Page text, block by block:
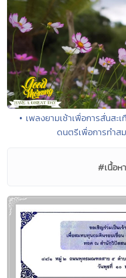
• เพลงยามเช้าเพื่อการสั่นส
ดนตรีเพื่อการทำส
#เนื้อห